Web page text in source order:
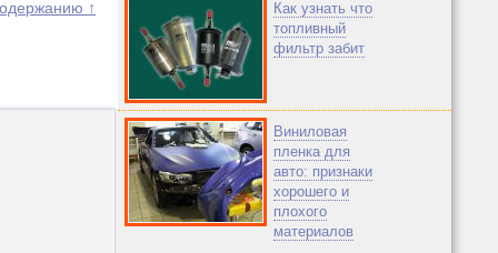
↑
Как узнать что
топливный
фильтр забит
Виниловая
пленка для
авто: признаки
хорошего и
плохого
материалов